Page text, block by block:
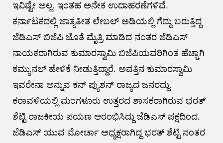
ಇವಿಷ್ಟೇ ಅಲ್ಲ. ಇಂತಹ ಅನೇಕ ಉದಾಹರಣೆಗಳಿವೆ.‌
ಕರ್ನಾಟಕದಲ್ಲಿ ಜಾತ್ಯತೀತ ಲೇಬಲ್ ಅಡಿಯಲ್ಲಿ ಗೆದ್ದು ಬರುತ್ತಿದ್ದ
ಜೆಡಿಎಸ್ ಬಿಜೆಪಿ ಜೊತೆ ಮೈತ್ರಿ ಮಾಡಿದ ನಂತರ ಜೆಡಿಎಸ್
ನಾಯಕರಾಗಿರುವ ಕುಮಾರಸ್ವಾಮಿ ಬಿಜೆಪಿಯವರಿಗಿಂತ ಹೆಚ್ಚಾಗಿ
ಕಮ್ಯುನಲ್ ಹೇಳಿಕೆ ನೀಡುತ್ತಿದ್ದಾರೆ. ಅವತ್ತಿನ ಕುಮಾರಸ್ವಾಮಿ
ಇವರೇನಾ ಅನ್ನುವ ಕನ್ ಪ್ಯುಶನ್ ರಾಜ್ಯದ ಜನರದ್ದು.
ಕರಾವಳಿಯಲ್ಲಿ ಮಂಗಳೂರು ಉತ್ತರದ ಶಾಸಕರಾಗಿರುವ ಭರತ್
ಶೆಟ್ಟಿ ರಾಜಕೀಯ ಪಯಣ ಆರಂಭಿಸಿದ್ದು ಜೆಡಿಎಸ್ ಪಕ್ಷದಿಂದ.
ಜೆಡಿಎಸ್ ಯುವ ಮೋರ್ಚಾ ಅಧ್ಯಕ್ಷರಾಗಿದ್ದ ಭರತ್ ಶೆಟ್ಟಿ ನಂತರ